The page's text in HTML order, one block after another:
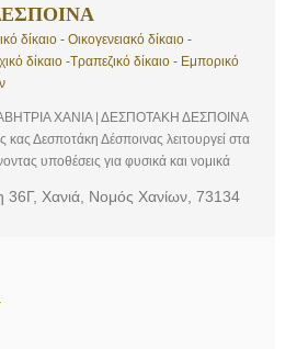
δίκαιο - Οικογενειακό δίκαιο -
δίκαιο -Τραπεζικό δίκαιο - Εμπορικό
ΧΑΝΙΑ | ΔΕΣΠΟΤΑΚΗ ΔΕΣΠΟΙΝΑ
κας Δεσποτάκη Δέσποινας λειτουργεί στα
υποθέσεις για φυσικά και νομικά
που είναι εξειδικευμένοι και
μέριμνα του γραφείου είναι η
Υπηρεσίες: Αστικό δίκαιο, Κληρονομικό
Εμπράγματο δίκαιο, Ενοχικό δίκαιο,
36Γ, Χανιά, Νομός Χανίων, 73134